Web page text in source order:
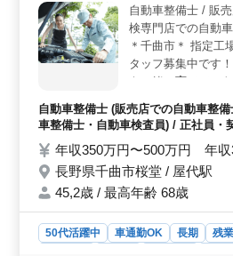
フバランスを大切にできる環境
中高年の方も歓迎＞ 自動車整備
り、50代も活躍している企業です
客様への説明、電話対応など、幅
ら、経験とスキルを発揮してくだ
の経験を活かしてください。
自動車整備士 / 販売店での自動車整備士・車
検専門店での自動
＊千曲市＊ 指定工
タッフ募集中です
を一緒に育ててい
・部品の交換・取
シューティング時
ビ・ETCの設置 ・
付け ＊ポイント＊
支給 ・社会保険完
お気軽にお問い合
自動車整備士 (販売店での自動車整
車整備士・自動車検査員) / 正社員・
年収350万円〜500万円 年
長野県千曲市桜堂 / 屋代駅
45,2歳 / 最高年齢 68歳
50代活躍中 車通勤OK 長期
残